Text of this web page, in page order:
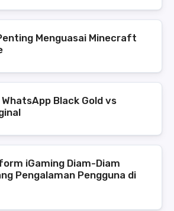
Menguasai Minecraft
Black Gold vs
iGaming Diam-Diam
Pengalaman Pengguna di